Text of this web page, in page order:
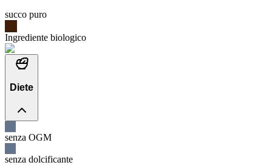
succo puro
Ingrediente biologico
Diete
senza OGM
senza dolcificante